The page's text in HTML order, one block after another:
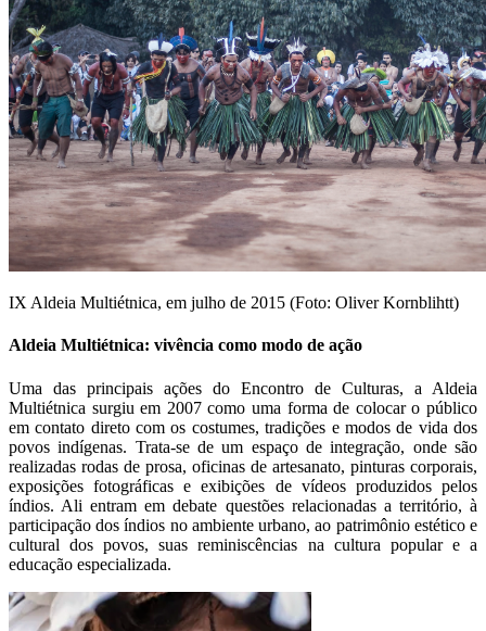
IX Aldeia Multiétnica, em julho de 2015 (Foto: Oliver Kornblihtt)
Aldeia Multiétnica: vivência como modo de ação
Uma das principais ações do Encontro de Culturas, a Aldeia
Multiétnica surgiu em 2007 como uma forma de colocar o público
em contato direto com os costumes, tradições e modos de vida dos
povos indígenas. Trata-se de um espaço de integração, onde são
realizadas rodas de prosa, oficinas de artesanato, pinturas corporais,
exposições fotográficas e exibições de vídeos produzidos pelos
índios. Ali entram em debate questões relacionadas a território, à
participação dos índios no ambiente urbano, ao patrimônio estético e
cultural dos povos, suas reminiscências na cultura popular e a
educação especializada.